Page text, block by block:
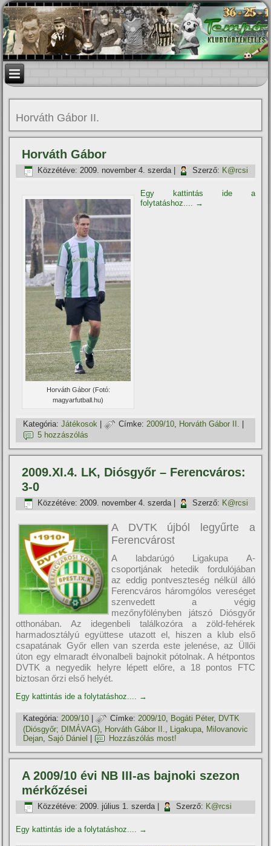
Horváth Gábor II.
Horváth Gábor
Közzétéve: 2009. november 4. szerda| Szerző: K@rcsi
Horváth Gábor (Fotó:
magyarfutball.hu)
Egy kattintás ide a
folytatáshoz.... →
Kategória: Játékosok | Címke: 2009/10, Horváth Gábor II.
5 hozzászólás
2009.XI.4. LK, Diósgyőr – Ferencváros:
3-0
Közzétéve: 2009. november 4. szerda| Szerző: K@rcsi
A DVTK újból legyűrte a
Ferencvárost
A labdarúgó Ligakupa A-
csoportjának hetedik fordulójában
az eddig pontveszteség nélkül álló
Ferencváros háromgólos vereséget
szenvedett a végig
mezőnyfölényben játszó Diósgyőr
otthonában. Az idegenbeli találkozóra a zöld-fehérek
harmadosztályú együttese utazott el, hiszen a klub első
csapatának Győr ellen van szerda este jelenése, az Üllői
úton egy elmaradt élvonalbeli bajnokit pótolnak. A hétpontos
DVTK a negyedik helyre lépett előre, a 18 pontos FTC
biztosan őrzi első helyét.
Egy kattintás ide a folytatáshoz.... →
Kategória: 2009/10 | Címke: 2009/10, Bogáti Péter, DVTK
(Diósgyőr; DIMÁVAG) Horváth Gábor II. Ligakupa Milovanovic
Dejan,Sajó Dániel Hozzászólás most!
A 2009/10 évi NB III-as bajnoki szezon
mérkőzései
Közzétéve: 2009. július 1. szerda| Szerző: K@rcsi
Egy kattintás ide a folytatáshoz.... →